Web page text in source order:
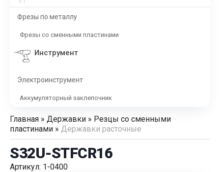
Фрезы по металлу
Фрезы со сменными пластинами
Инструмент
Электроинструмент
Аккумуляторный заклепочник
Главная » Державки » Резцы со сменными
пластинами » Державки расточные
S32U-STFCR16
Артикул: 1-0400